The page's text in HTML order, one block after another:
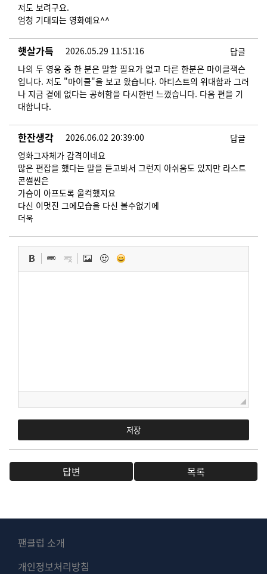
저도 보려구요.
엄청 기대되는 영화예요^^
햇살가득 2026.05.29 11:51:16
답글
나의 두 영웅 중 한 분은 말할 필요가 없고 다른 한분은 마이클잭슨
입니다. 저도 "마이클"을 보고 왔습니다. 아티스트의 위대함과 그러
나 지금 곁에 없다는 공허함을 다시한번 느꼈습니다. 다음 편을 기
대합니다.
한잔생각 2026.06.02 20:39:00
답글
영화그자체가 감격이네요
많은 편잡을 했다는 말을 듣고봐서 그런지 아쉬움도 있지만 라스트
콘썰씬은
가슴이 아프도록 울컥했지요
다신 이멋진 그에모습을 다신 볼수없기에
더욱
저장
답변 목록
팬클럽 소개
개인정보처리방침